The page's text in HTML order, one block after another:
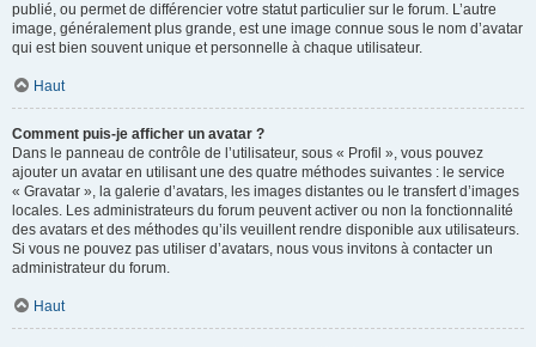
publié, ou permet de différencier votre statut particulier sur le forum. L’autre
image, généralement plus grande, est une image connue sous le nom d’avatar
qui est bien souvent unique et personnelle à chaque utilisateur.
Haut
Comment puis-je afficher un avatar ?
Dans le panneau de contrôle de l’utilisateur, sous « Profil », vous pouvez
ajouter un avatar en utilisant une des quatre méthodes suivantes : le service
« Gravatar », la galerie d’avatars, les images distantes ou le transfert d’images
locales. Les administrateurs du forum peuvent activer ou non la fonctionnalité
des avatars et des méthodes qu’ils veuillent rendre disponible aux utilisateurs.
Si vous ne pouvez pas utiliser d’avatars, nous vous invitons à contacter un
administrateur du forum.
Haut